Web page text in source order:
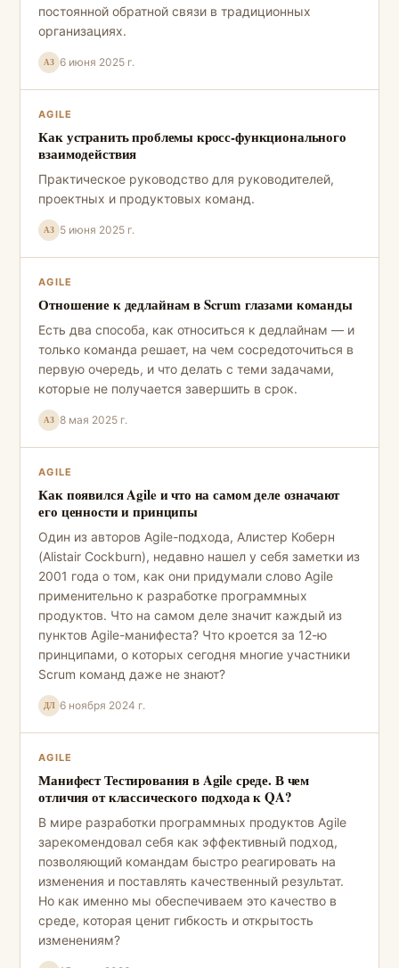
постоянной обратной связи в традиционных
организациях.
АЗ 6 июня 2025 г.
AGILE
Как устранить проблемы кросс-функционального
взаимодействия
Практическое руководство для руководителей,
проектных и продуктовых команд.
АЗ 5 июня 2025 г.
AGILE
Отношение к дедлайнам в Scrum глазами команды
Есть два способа, как относиться к дедлайнам — и
только команда решает, на чем сосредоточиться в
первую очередь, и что делать с теми задачами,
которые не получается завершить в срок.
АЗ 8 мая 2025 г.
AGILE
Как появился Agile и что на самом деле означают
его ценности и принципы
Один из авторов Agile-подхода, Алистер Коберн
(Alistair Cockburn), недавно нашел у себя заметки из
2001 года о том, как они придумали слово Agile
применительно к разработке программных
продуктов. Что на самом деле значит каждый из
пунктов Agile-манифеста? Что кроется за 12-ю
принципами, о которых сегодня многие участники
Scrum команд даже не знают?
ДЛ 6 ноября 2024 г.
AGILE
Манифест Тестирования в Agile среде. В чем
отличия от классического подхода к QA?
В мире разработки программных продуктов Agile
зарекомендовал себя как эффективный подход,
позволяющий командам быстро реагировать на
изменения и поставлять качественный результат.
Но как именно мы обеспечиваем это качество в
среде, которая ценит гибкость и открытость
изменениям?